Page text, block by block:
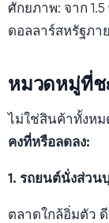
ศักยภาพ: จาก
ดอลลาร์สหรัฐภา
หมวดหมู่ที่ช
ไม่ใช่สินค้าทั้งหม
คงที่หรือลดลง:
1. รถยนต์นั่งส่วน
ตลาดใกล้อิ่มตัว